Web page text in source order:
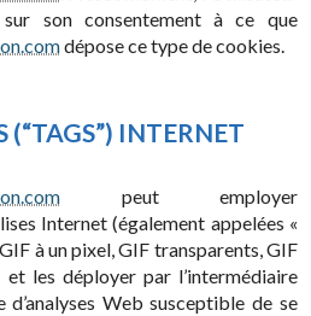
son consentement à ce que
dépose ce type de cookies.
INTERNET
peut employer
Internet (également appelées «
à un pixel, GIF transparents, GIF
les déployer par l’intermédiaire
d’analyses Web susceptible de se